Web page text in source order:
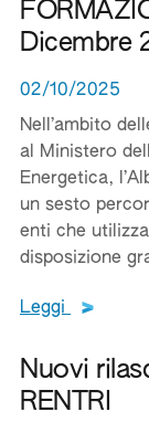
Dicembre
02/10/2025
Nell’ambito
al Ministero
Energetica,
un sesto
enti che
disposizione
Leggi Leggi
Nuovi
RENTRI